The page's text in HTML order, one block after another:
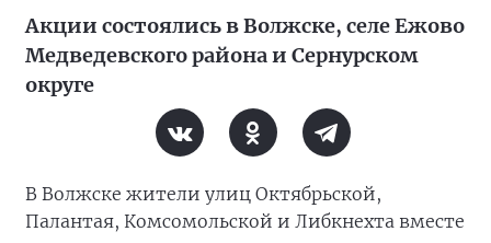
Акции состоялись в Волжске, селе Ежово
Медведевского района и Сернурском
округе
В Волжске жители улиц Октябрьской,
Палантая, Комсомольской и Либкнехта вместе